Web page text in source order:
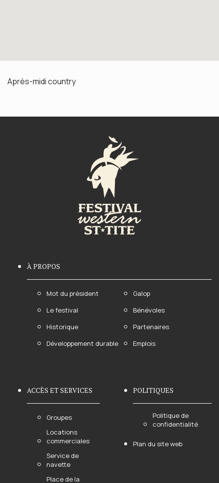
Après-midi country
À PROPOS
Mot du président
Le festival
Historique
Développement durable
Galop
Bénévoles
Partenaires
Emplois
ACCÈS ET SERVICES
Groupes
Locations
commerciales
Service de
navette
Place de la
POLITIQUES
Politique de
confidentialité
Plan du site web